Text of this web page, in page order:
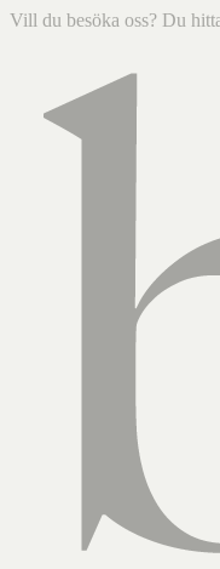
Vill du besöka oss? Du